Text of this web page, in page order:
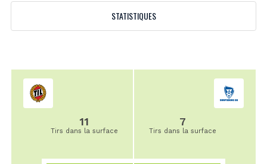
STATISTIQUES
11
Tirs dans la surface
7
Tirs dans la surface